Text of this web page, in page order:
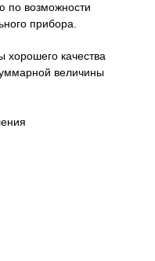
по возможности
прибора.
хорошего качества
величины